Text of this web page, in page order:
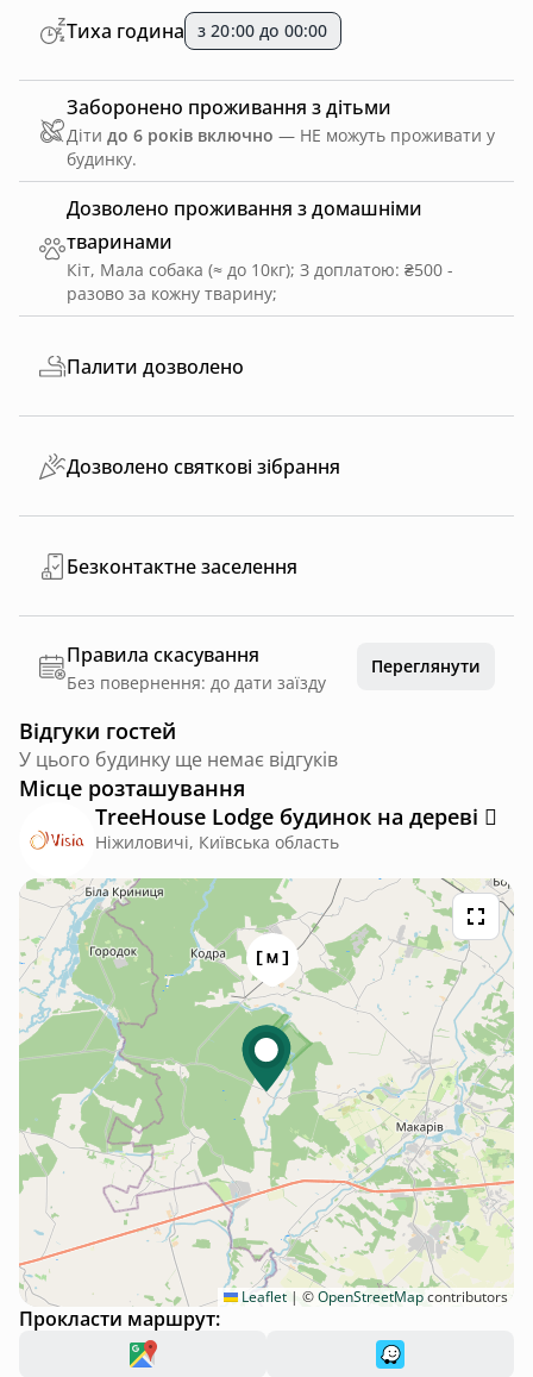
Дозволено проживання з домашніми
тваринами
Кіт, Мала собака (≈ до 10кг); З доплатою: ₴500 -
разово за кожну тварину;
Заборонено проживання з дітьми
Діти до 6 років включно — НЕ можуть проживати у
будинку.
Тиха година з 20:00 до 00:00
Палити дозволено
Дозволено святкові зібрання
Безконтактне заселення
Правила скасування
Без повернення: до дати заїзду
Переглянути
Відгуки гостей
У цього будинку ще немає відгуків
Місце розташування
TreeHouse Lodge будинок на дереві 🪾
Ніжиловичі, Київська область
Leaflet | ©OpenStreetMapcontributors
Прокласти маршрут: